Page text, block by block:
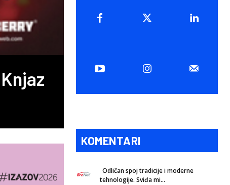
KOMENTARI
Odličan spoj tradicije i moderne
tehnologije. Sviđa mi...